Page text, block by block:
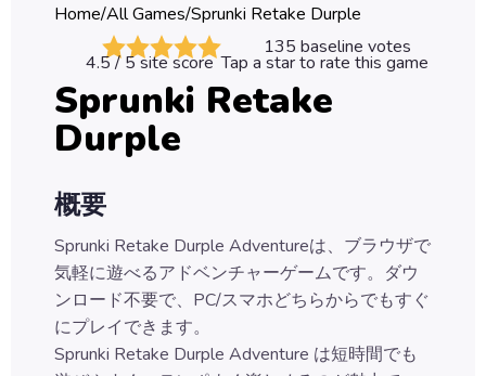
Games
Car
Games
Run
Puzzle
Games
Home/All Games/Sprunki Retake Durple
135 baseline votes
4.5/ 5 site score Tap a star to rate this game
Sprunki Retake
Durple
概要
Sprunki Retake Durple Adventureは、ブラウザで
気軽に遊べるアドベンチャーゲームです。ダウ
ンロード不要で、PC/スマホどちらからでもすぐ
にプレイできます。
Sprunki Retake Durple Adventure は短時間でも